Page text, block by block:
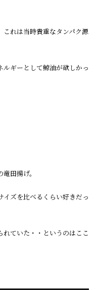
れは当時貴重なタンパク源
ギーとして鯨油が欲しかっ
田揚げ。
ズを比べるくらい好きだっ
ていた・・というのはここ